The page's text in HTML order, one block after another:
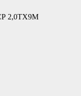
2,0ТХ9М